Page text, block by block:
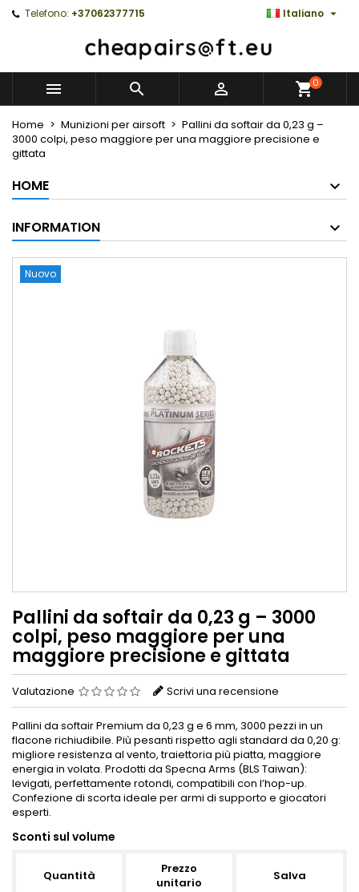
Telefono: +37062377715 Italiano 
   0
Home Munizioni per airsoft
Pallini da softair da 0,23 g –
3000 colpi, peso maggiore per una maggiore precisione e
gittata
HOME
INFORMATION
Nuovo
Pallini da softair da 0,23 g – 3000
colpi, peso maggiore per una
maggiore precisione e gittata
Valutazione Scrivi una recensione
Pallini da softair Premium da 0,23 g e 6 mm, 3000 pezzi in un
flacone richiudibile. Più pesanti rispetto agli standard da 0,20 g:
migliore resistenza al vento, traiettoria più piatta, maggiore
energia in volata. Prodotti da Specna Arms (BLS Taiwan):
levigati, perfettamente rotondi, compatibili con l’hop-up.
Confezione di scorta ideale per armi di supporto e giocatori
esperti.
Sconti sul volume
Quantità
Prezzo
unitario
Salva